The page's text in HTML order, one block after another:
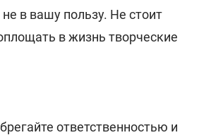
в вашу пользу. Не стоит
в жизнь творческие
ответственностью и